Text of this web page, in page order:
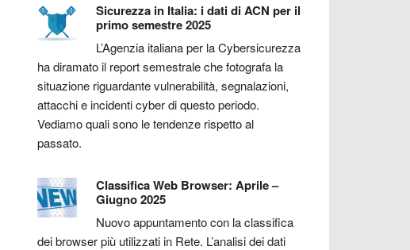
Sicurezza in Italia: i dati di ACN per il
primo semestre 2025
L’Agenzia italiana per la Cybersicurezza
ha diramato il report semestrale che fotografa la
situazione riguardante vulnerabilità, segnalazioni,
attacchi e incidenti cyber di questo periodo.
Vediamo quali sono le tendenze rispetto al
passato.
Classifica Web Browser: Aprile –
Giugno 2025
Nuovo appuntamento con la classifica
dei browser più utilizzati in Rete. L’analisi dei dati